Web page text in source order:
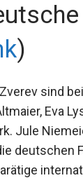
)
sind
Eva
Jule
deutschen